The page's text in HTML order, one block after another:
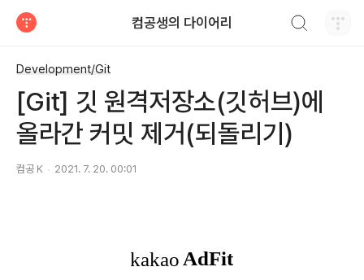
컴공생의 다이어리
Development/Git
[Git] 깃 원격저장소(깃허브)에
올라간 커밋 제거(되돌리기)
컴공 K 2021. 7. 20. 00:01